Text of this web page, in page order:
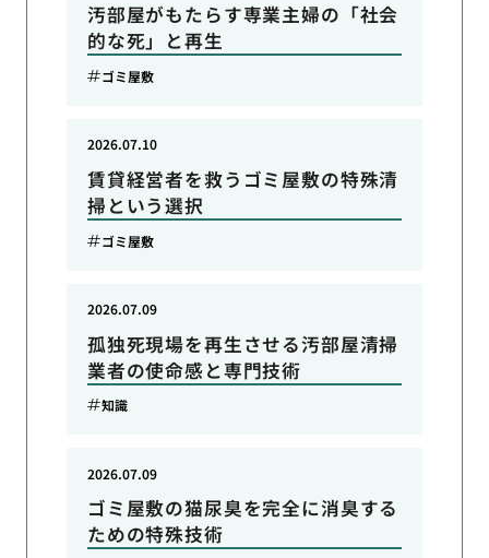
汚部屋がもたらす専業主婦の「社会
的な死」と再生
ゴミ屋敷
賃貸経営者を救うゴミ屋敷の特殊清
掃という選択
2026.07.10
ゴミ屋敷
孤独死現場を再生させる汚部屋清掃
業者の使命感と専門技術
2026.07.09
知識
ゴミ屋敷の猫尿臭を完全に消臭する
ための特殊技術
2026.07.09